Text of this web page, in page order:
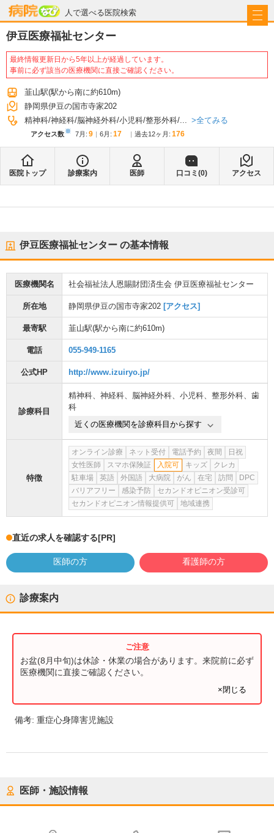
人で選べる医院検索
病院なび
伊豆医療福祉センター
最終情報更新日から5年以上が経過しています。
事前に必ず該当の医療機関に直接ご確認ください。
韮山駅(駅から南に約610m)
静岡県伊豆の国市寺家202
精神科 神経科 脳神経外科 小児科 整形外科 ... 全てみる
アクセス数※ 7月 : 9 6月 : 17 過去12ヶ月: 176
医院トップ 診療案内 医師 口コミ(0) アクセス
伊豆医療福祉センター の基本情報
医療機関名 社会福祉法人恩賜財団済生会 伊豆医療福祉センター
所在地 静岡県伊豆の国市寺家202 [アクセス]
最寄駅 韮山駅(駅から南に約610m)
電話 055-949-1165
公式HP http://www.izuiryo.jp/
診療科目
精神科、 神経科、 脳神経外科、 小児科、 整形外科、 歯
科
近くの医療機関を診療科目から探す
特徴
オンライン診療 ネット受付 電話予約 夜間
日祝
女性医師
スマホ保険証 入院可 キッズ
クレカ
駐車場
英語 外国語 大病院 がん 在宅 訪問
DPC
バリアフリー
感染予防
セカンドオピニオン受診可
セカンドオピニオン情報提供可
地域連携
直近の求人を確認する[PR]
医師の方 看護師の方
診療案内
お盆(8月中旬)は休診・休業の場合があります。来院前に必ず
医療機関に直接ご確認ください。
×閉じる
備考:重症心身障害児施設
医師・施設情報